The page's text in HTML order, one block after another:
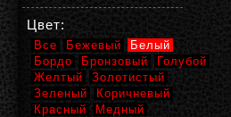
Цвет:
Все Бежевый
Белый
Бордо
Бронзовый
Голубой
Желтый
Золотистый
Зеленый
Коричневый
Красный
Медный